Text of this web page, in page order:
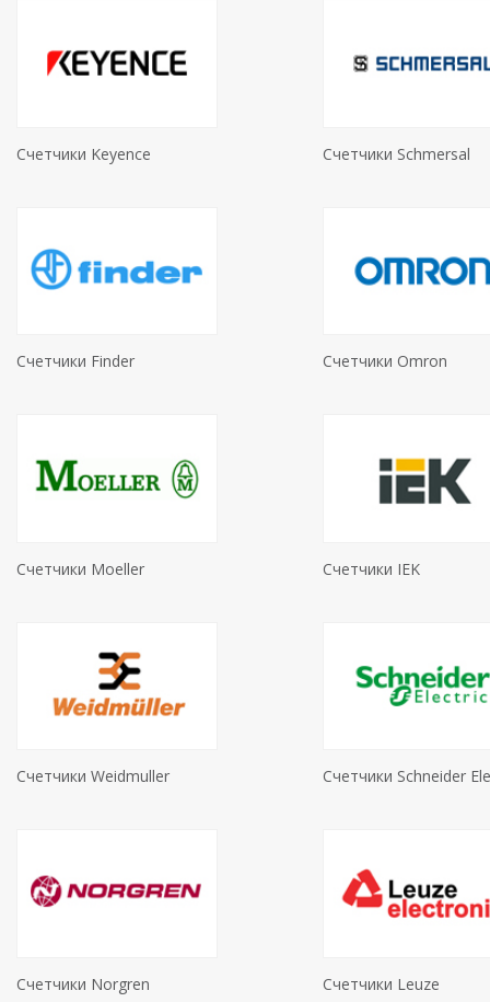
Счетчики Keyence Счетчики Schmersal
Счетчики Finder Счетчики Omron
Счетчики Moeller Счетчики IEK
Счетчики Weidmuller Счетчики Schneider
Счетчики Norgren Счетчики Leuze